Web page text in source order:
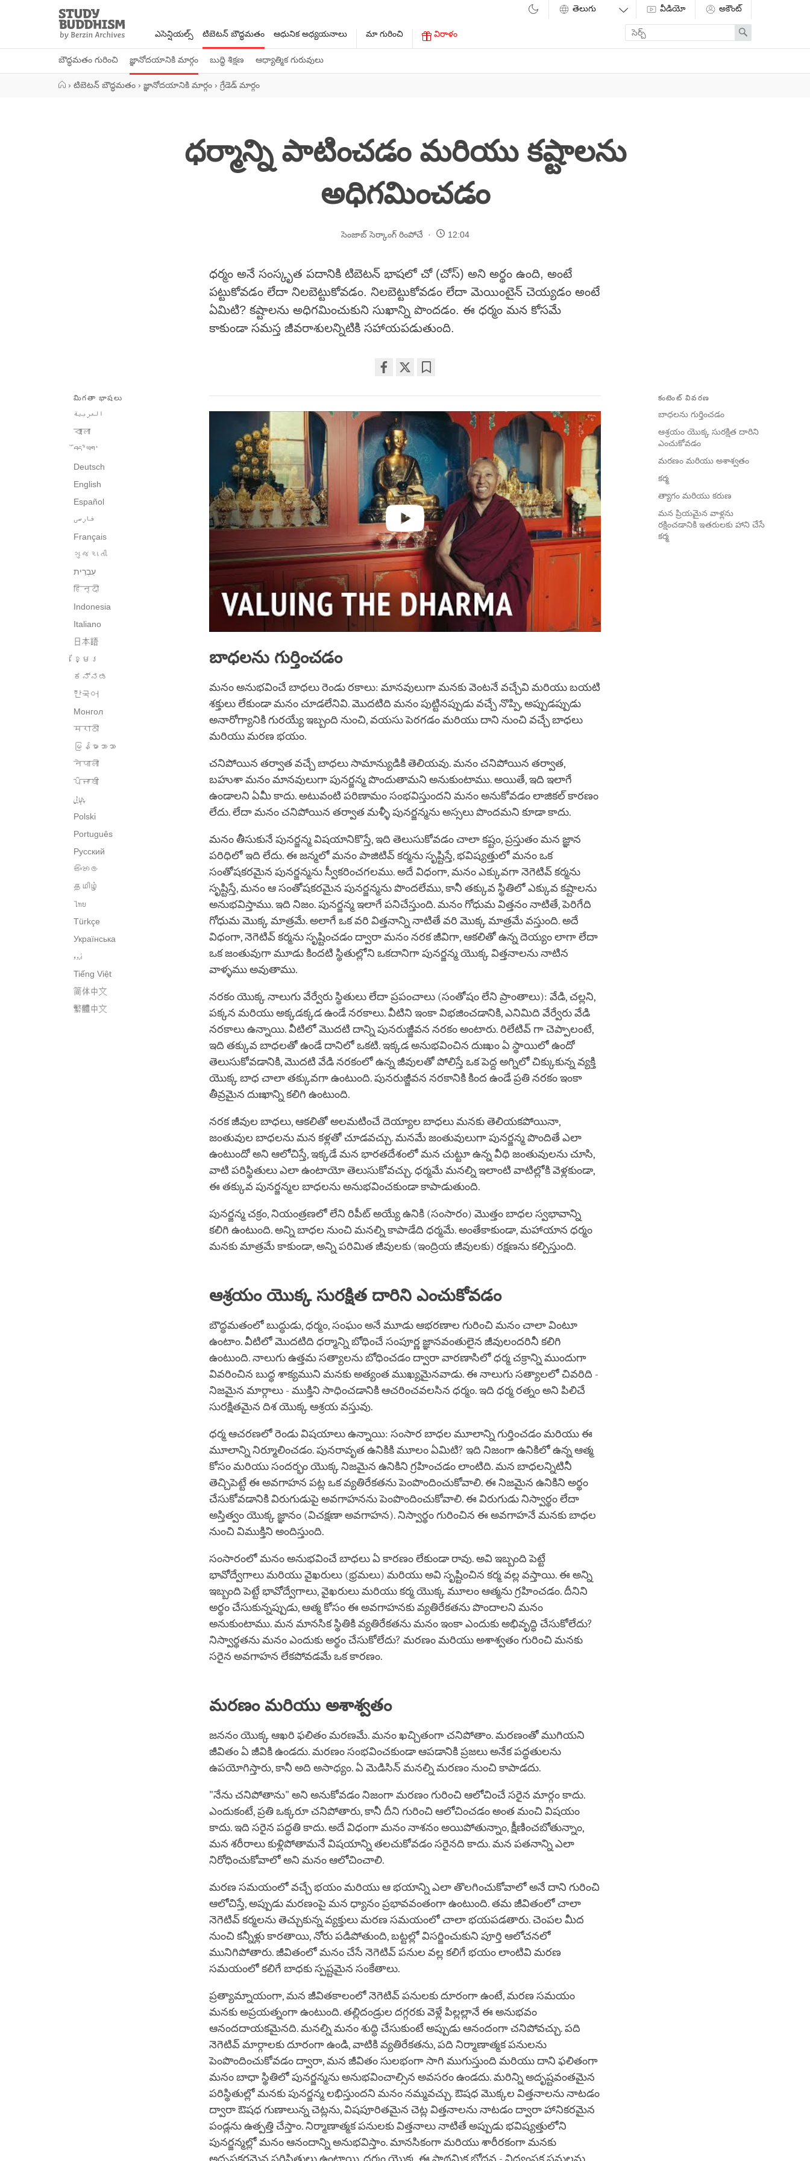
Study
Buddhism
Home
ఎసెన్షియల్స్ టిబెటన్ బౌద్ధమతం
బౌద్ధమతం గురించి జ్ఞానోదయానికి మార్గం బుద్ధి శిక్షణ ఆధ్యాత్మిక గురువులు
ఆధునిక అధ్యయనాలు మా గురించి విరాళం
వీడియో అకౌంట్
Enter
search
term
Search
› టిబెటన్ బౌద్ధమతం › జ్ఞానోదయానికి మార్గం › గ్రేడెడ్ మార్గం
ధర్మాన్ని పాటించడం మరియు కష్టాలను
అధిగమించడం
సెంజాబ్ సెర్కాంగ్ రింపోచే 12:04
ధర్మం అనే సంస్కృత పదానికి టిబెటన్ భాషలో చో (చోస్) అని అర్థం ఉంది, అంటే
పట్టుకోవడం లేదా నిలబెట్టుకోవడం. నిలబెట్టుకోవడం లేదా మెయింటైన్ చెయ్యడం అంటే
ఏమిటి? కష్టాలను అధిగమించుకుని సుఖాన్ని పొందడం. ఈ ధర్మం మన కోసమే
కాకుండా సమస్త జీవరాశులన్నిటికి సహాయపడుతుంది.
on
facebook
కంటెంట్ వివరణ
బాధలను గుర్తించడం
ఆశ్రయం యొక్క సురక్షిత దారిని
ఎంచుకోవడం
మరణం మరియు అశాశ్వతం
కర్మ
త్యాగం మరియు కరుణ
మన ప్రియమైన వాళ్లను
రక్షించడానికి ఇతరులకు హాని చేసే
కర్మ
మిగతా భాషలు
العربية
বাংলা
བོད་ཡིག་
Deutsch
English
Español
فارسی
Français
ગુજરાતી
हिन्दी
Indonesia
Italiano
日本語
ខ្មែរ
ಕನ್ನಡ
한국어
Монгол
मराठी
မြန်မာဘာသာ
नेपाली
ਪੰਜਾਬੀ
پنجابی
Polski
Português
Русский
සිංහල
தமிழ்
ไทย
Türkçe
Українська
اُردو
Tiếng Việt
简体中文
繁體中文
బాధలను గుర్తించడం
మనం అనుభవించే బాధలు రెండు రకాలు: మానవులుగా మనకు వెంటనే వచ్చేవి మరియు బయటి
శక్తులు లేకుండా మనం చూడలేనివి. మొదటిది మనం పుట్టినప్పుడు వచ్చే నొప్పి, అప్పుడప్పుడు
అనారోగ్యానికి గురయ్యే ఇబ్బంది నుంచి, వయసు పెరగడం మరియు దాని నుంచి వచ్చే బాధలు
మరియు మరణ భయం.
చనిపోయిన తర్వాత వచ్చే బాధలు సామాన్యుడికి తెలియవు. మనం చనిపోయిన తర్వాత,
బహుశా మనం మానవులుగా పునర్జన్మ పొందుతామని అనుకుంటాము. అయితే, ఇది ఇలాగే
ఉండాలని ఏమీ కాదు. అటువంటి పరిణామం సంభవిస్తుందని మనం అనుకోవడం లాజికల్ కారణం
లేదు. లేదా మనం చనిపోయిన తర్వాత మళ్ళీ పునర్జన్మను అస్సలు పొందమని కూడా కాదు.
మనం తీసుకునే పునర్జన్మ విషయానికొస్తే, ఇది తెలుసుకోవడం చాలా కష్టం, ప్రస్తుతం మన జ్ఞాన
పరిధిలో ఇది లేదు. ఈ జన్మలో మనం పాజిటివ్ కర్మను సృష్టిస్తే, భవిష్యత్తులో మనం ఒక
సంతోషకరమైన పునర్జన్మను స్వీకరించగలము. అదే విధంగా, మనం ఎక్కువగా నెగెటివ్ కర్మను
సృష్టిస్తే, మనం ఆ సంతోషకరమైన పునర్జన్మను పొందలేము, కానీ తక్కువ స్థితిలో ఎక్కువ కష్టాలను
అనుభవిస్తాము. ఇది నిజం. పునర్జన్మ ఇలాగే పనిచేస్తుంది. మనం గోధుమ విత్తనం నాటితే, పెరిగేది
గోధుమ మొక్క మాత్రమే. అలాగే ఒక వరి విత్తనాన్ని నాటితే వరి మొక్క మాత్రమే వస్తుంది. అదే
విధంగా, నెగెటివ్ కర్మను సృష్టించడం ద్వారా మనం నరక జీవిగా, ఆకలితో ఉన్న దెయ్యం లాగా లేదా
ఒక జంతువుగా మూడు కిందటి స్థితుల్లోని ఒకదానిగా పునర్జన్మ యొక్క విత్తనాలను నాటిన
వాళ్ళము అవుతాము.
నరకం యొక్క నాలుగు వేర్వేరు స్థితులు లేదా ప్రపంచాలు (సంతోషం లేని ప్రాంతాలు): వేడి, చల్లని,
పక్కన మరియు అక్కడక్కడ ఉండే నరకాలు. వీటిని ఇంకా విభజించడానికి, ఎనిమిది వేర్వేరు వేడి
నరకాలు ఉన్నాయి. వీటిలో మొదటి దాన్ని పునరుజ్జీవన నరకం అంటారు. రిలేటివ్ గా చెప్పాలంటే,
ఇది తక్కువ బాధలతో ఉండే దానిలో ఒకటి. ఇక్కడ అనుభవించిన దుఃఖం ఏ స్థాయిలో ఉందో
తెలుసుకోవడానికి, మొదటి వేడి నరకంలో ఉన్న జీవులతో పోలిస్తే ఒక పెద్ద అగ్నిలో చిక్కుకున్న వ్యక్తి
యొక్క బాధ చాలా తక్కువగా ఉంటుంది. పునరుజ్జీవన నరకానికి కింద ఉండే ప్రతి నరకం ఇంకా
తీవ్రమైన దుఃఖాన్ని కలిగి ఉంటుంది.
నరక జీవుల బాధలు, ఆకలితో అలమటించే దెయ్యాల బాధలు మనకు తెలియకపోయినా,
జంతువుల బాధలను మన కళ్లతో చూడవచ్చు. మనమే జంతువులుగా పునర్జన్మ పొందితే ఎలా
ఉంటుందో అని ఆలోచిస్తే, ఇక్కడే మన భారతదేశంలో మన చుట్టూ ఉన్న వీధి జంతువులను చూసి,
వాటి పరిస్థితులు ఎలా ఉంటాయో తెలుసుకోవచ్చు. ధర్మమే మనల్ని ఇలాంటి వాటిల్లోకి వెళ్లకుండా,
ఈ తక్కువ పునర్జన్మల బాధలను అనుభవించకుండా కాపాడుతుంది.
పునర్జన్మ చక్రం, నియంత్రణలో లేని రిపీట్ అయ్యే ఉనికి (సంసారం) మొత్తం బాధల స్వభావాన్ని
కలిగి ఉంటుంది. అన్ని బాధల నుంచి మనల్ని కాపాడేది ధర్మమే. అంతేకాకుండా, మహాయాన ధర్మం
మనకు మాత్రమే కాకుండా, అన్ని పరిమిత జీవులకు (ఇంద్రియ జీవులకు) రక్షణను కల్పిస్తుంది.
ఆశ్రయం యొక్క సురక్షిత దారిని ఎంచుకోవడం
బౌద్ధమతంలో బుద్ధుడు, ధర్మం, సంఘం అనే మూడు ఆభరణాల గురించి మనం చాలా వింటూ
ఉంటాం. వీటిలో మొదటిది ధర్మాన్ని బోధించే సంపూర్ణ జ్ఞానవంతులైన జీవులందరినీ కలిగి
ఉంటుంది. నాలుగు ఉత్తమ సత్యాలను బోధించడం ద్వారా వారణాసిలో ధర్మ చక్రాన్ని ముందుగా
వివరించిన బుద్ధ శాక్యముని మనకు అత్యంత ముఖ్యమైనవాడు. ఈ నాలుగు సత్యాలలో చివరిది -
నిజమైన మార్గాలు - ముక్తిని సాధించడానికి ఆచరించవలసిన ధర్మం. ఇది ధర్మ రత్నం అని పిలిచే
సురక్షితమైన దిశ యొక్క ఆశ్రయ వస్తువు.
ధర్మ ఆచరణలో రెండు విషయాలు ఉన్నాయి: సంసార బాధల మూలాన్ని గుర్తించడం మరియు ఈ
మూలాన్ని నిర్మూలించడం. పునరావృత ఉనికికి మూలం ఏమిటి? ఇది నిజంగా ఉనికిలో ఉన్న ఆత్మ
కోసం మరియు సందర్భం యొక్క నిజమైన ఉనికిని గ్రహించడం లాంటిది. మన బాధలన్నిటినీ
తెచ్చిపెట్టే ఈ అవగాహన పట్ల ఒక వ్యతిరేకతను పెంపొందించుకోవాలి. ఈ నిజమైన ఉనికిని అర్థం
చేసుకోవడానికి విరుగుడుపై అవగాహనను పెంపొందించుకోవాలి. ఈ విరుగుడు నిస్వార్థం లేదా
అస్తిత్వం యొక్క జ్ఞానం (విచక్షణా అవగాహన). నిస్వార్థం గురించిన ఈ అవగాహనే మనకు బాధల
నుంచి విముక్తిని అందిస్తుంది.
సంసారంలో మనం అనుభవించే బాధలు ఏ కారణం లేకుండా రావు. అవి ఇబ్బంది పెట్టే
భావోద్వేగాలు మరియు వైఖరులు (భ్రమలు) మరియు అవి సృష్టించిన కర్మ వల్ల వస్తాయి. ఈ అన్ని
ఇబ్బంది పెట్టే భావోద్వేగాలు, వైఖరులు మరియు కర్మ యొక్క మూలం ఆత్మను గ్రహించడం. దీనిని
అర్థం చేసుకున్నప్పుడు, ఆత్మ కోసం ఈ అవగాహనకు వ్యతిరేకతను పొందాలని మనం
అనుకుంటాము. మన మానసిక స్థితికి వ్యతిరేకతను మనం ఇంకా ఎందుకు అభివృద్ధి చేసుకోలేదు?
నిస్వార్థతను మనం ఎందుకు అర్థం చేసుకోలేదు? మరణం మరియు అశాశ్వతం గురించి మనకు
సరైన అవగాహన లేకపోవడమే ఒక కారణం.
మరణం మరియు అశాశ్వతం
జననం యొక్క ఆఖరి ఫలితం మరణమే. మనం ఖచ్చితంగా చనిపోతాం. మరణంతో ముగియని
జీవితం ఏ జీవికి ఉండదు. మరణం సంభవించకుండా ఆపడానికి ప్రజలు అనేక పద్ధతులను
ఉపయోగిస్తారు, కానీ అది అసాధ్యం. ఏ మెడిసిన్ మనల్ని మరణం నుంచి కాపాడదు.
"నేను చనిపోతాను" అని అనుకోవడం నిజంగా మరణం గురించి ఆలోచించే సరైన మార్గం కాదు.
ఎందుకంటే, ప్రతి ఒక్కరూ చనిపోతారు, కానీ దీని గురించి ఆలోచించడం అంత మంచి విషయం
కాదు. ఇది సరైన పద్ధతి కాదు. అదే విధంగా మనం నాశనం అయిపోతున్నాం, క్షీణించబోతున్నాం,
మన శరీరాలు కుళ్లిపోతామనే విషయాన్ని తలచుకోవడం సరైనది కాదు. మన పతనాన్ని ఎలా
నిరోధించుకోవాలో అని మనం ఆలోచించాలి.
మరణ సమయంలో వచ్చే భయం మరియు ఆ భయాన్ని ఎలా తొలగించుకోవాలో అనే దాని గురించి
ఆలోచిస్తే, అప్పుడు మరణంపై మన ధ్యానం ప్రభావవంతంగా ఉంటుంది. తమ జీవితంలో చాలా
నెగెటివ్ కర్మలను తెచ్చుకున్న వ్యక్తులు మరణ సమయంలో చాలా భయపడతారు. చెంపల మీద
నుంచి కన్నీళ్లు కారతాయి, నోరు పడిపోతుంది, బట్టల్లో విసర్జించుకుని పూర్తి ఆలోచనలో
మునిగిపోతారు. జీవితంలో మనం చేసే నెగెటివ్ పనుల వల్ల కలిగే భయం లాంటివి మరణ
సమయంలో కలిగే బాధకు స్పష్టమైన సంకేతాలు.
ప్రత్యామ్నాయంగా, మన జీవితకాలంలో నెగెటివ్ పనులకు దూరంగా ఉంటే, మరణ సమయం
మనకు అప్రయత్నంగా ఉంటుంది. తల్లిదండ్రుల దగ్గరకు వెళ్లే పిల్లల్లానే ఈ అనుభవం
ఆనందదాయకమైనది. మనల్ని మనం శుద్ధి చేసుకుంటే అప్పుడు ఆనందంగా చనిపోవచ్చు. పది
నెగెటివ్ మార్గాలకు దూరంగా ఉండి, వాటికి వ్యతిరేకతను, పది నిర్మాణాత్మక పనులను
పెంపొందించుకోవడం ద్వారా, మన జీవితం సులభంగా సాగి ముగుస్తుంది మరియు దాని ఫలితంగా
మనం బాధా స్థితిలో పునర్జన్మను అనుభవించాల్సిన అవసరం ఉండదు. మరిన్ని అదృష్టవంతమైన
పరిస్థితుల్లో మనకు పునర్జన్మ లభిస్తుందని మనం నమ్మవచ్చు. ఔషధ మొక్కల విత్తనాలను నాటడం
ద్వారా ఔషధ గుణాలున్న చెట్లను, విషపూరితమైన చెట్ల విత్తనాలను నాటడం ద్వారా హానికరమైన
పండ్లను ఉత్పత్తి చేస్తాం. నిర్మాణాత్మక పనులకు విత్తనాలు నాటితే అప్పుడు భవిష్యత్తులోని
పునర్జన్మల్లో మనం ఆనందాన్ని అనుభవిస్తాం. మానసికంగా మరియు శారీరకంగా మనకు